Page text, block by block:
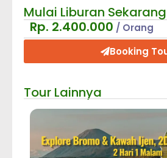
Mulai Liburan Sekarang
Rp. 2.400.000 / Orang
Booking
Tour Lainnya